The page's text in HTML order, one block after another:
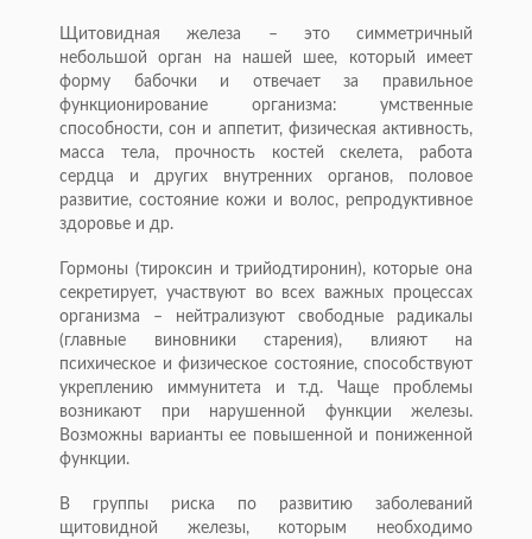
Щитовидная железа – это симметричный
небольшой орган на нашей шее, который имеет
форму бабочки и отвечает за правильное
функционирование организма: умственные
способности, сон и аппетит, физическая активность,
масса тела, прочность костей скелета, работа
сердца и других внутренних органов, половое
развитие, состояние кожи и волос, репродуктивное
здоровье и др.
Гормоны (тироксин и трийодтиронин), которые она
секретирует, участвуют во всех важных процессах
организма – нейтрализуют свободные радикалы
(главные виновники старения), влияют на
психическое и физическое состояние, способствуют
укреплению иммунитета и т.д. Чаще проблемы
возникают при нарушенной функции железы.
Возможны варианты ее повышенной и пониженной
функции.
В группы риска по развитию заболеваний
щитовидной железы, которым необходимо